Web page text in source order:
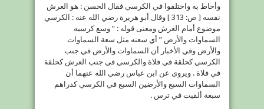
وأحاط به واختلفوا في الكرسي فقال الحسن : هو العرش
نفسه [ ص: 313 ] وقال أبو هريرة رضي الله عنه : الكرسي
موضوع أمام العرش ومعنى قوله : ” وسع كرسيه
السماوات والأرض ” أي سعته مثل سعة السماوات
والأرض وفي الأخبار أن السماوات والأرض في جنب
الكرسي كحلقة في فلاة والكرسي في جنب العرش كحلقة
في فلاة . ويروى عن ابن عباس رضي الله عنهما أن
السماوات السبع والأرضين السبع في الكرسي كدراهم
سبعة ألقيت في ترس .